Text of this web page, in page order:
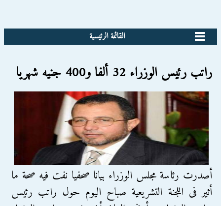
القائمة الرئيسية
راتب رئيس الوزراء 32 ألفا و400 جنيه شهريا
أصدرت رئاسة مجلس الوزراء بيانا صحفيا نفت فيه صحة ما
أثير فى اللجنة التشريعية صباح اليوم حول راتب رئيس